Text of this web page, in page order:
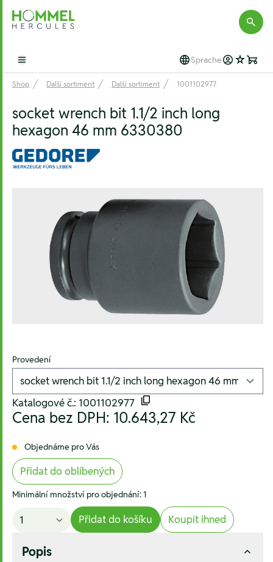
Hommel Hercules
Open main menu Sprache
Shop Další sortiment Další sortiment 1001102977
socket wrench bit 1.1/2 inch long
hexagon 46 mm 6330380
Provedení
Katalogové č.: 1001102977
Cena bez DPH: 10.643,27 Kč
Objednáme pro Vás
Přidat do oblíbených
Minimální množství pro objednání: 1
Přidat do košíku Koupit ihned
Popis